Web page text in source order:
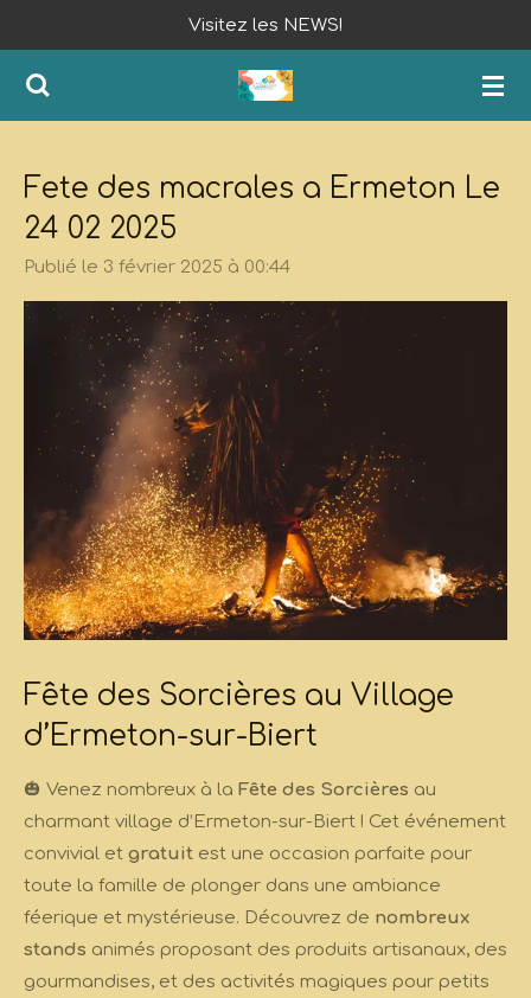
contenu
principal
Visitez les NEWS!
Fete des macrales a Ermeton Le
24 02 2025
Publié le 3 février 2025 à 00:44
Fête des Sorcières au Village
d’Ermeton-sur-Biert
🎃 Venez nombreux à la Fête des Sorcières au
charmant village d’Ermeton-sur-Biert ! Cet événement
convivial et gratuit est une occasion parfaite pour
toute la famille de plonger dans une ambiance
féerique et mystérieuse. Découvrez de nombreux
stands animés proposant des produits artisanaux, des
gourmandises, et des activités magiques pour petits